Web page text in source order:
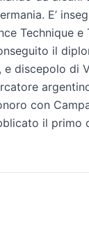
E’
Technique
il
discepolo di
con
il primo